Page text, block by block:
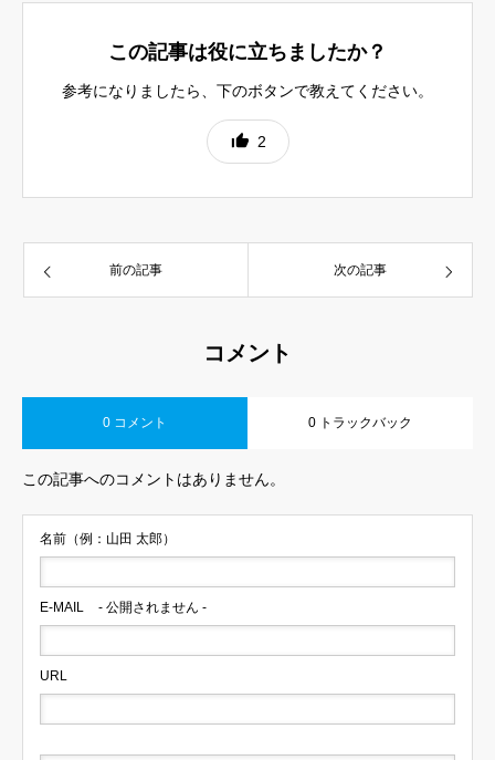
この記事は役に立ちましたか？
参考になりましたら、下のボタンで教えてください。
2
前の記事 次の記事
コメント
0 コメント 0 トラックバック
この記事へのコメントはありません。
名前（例：山田 太郎）
E-MAIL - 公開されません -
URL